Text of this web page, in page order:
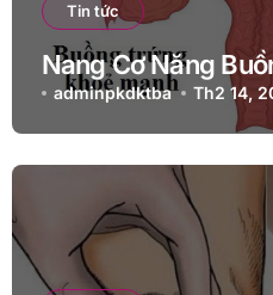
Tin tức
Nang Cơ Năng
adminpkdktba Th2 14,